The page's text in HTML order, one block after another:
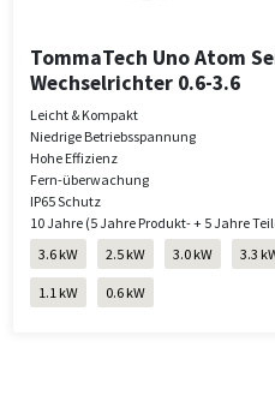
TommaTech Uno Atom
Wechselrichter 0.6-3.6
Leicht & Kompakt
Niedrige Betriebsspannung
Hohe Effizienz
Fern-überwachung
IP65 Schutz
10 Jahre (5 Jahre Produkt- + 5 Jahre
3.6 kW
2.5 kW 3.0 kW 3.3
1.1 kW 0.6 kW